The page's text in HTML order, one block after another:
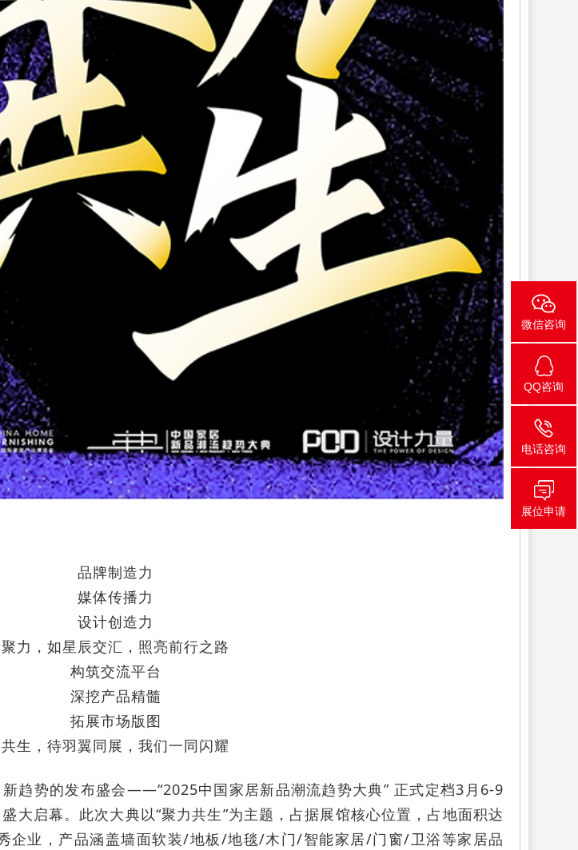
品牌制造力
媒体传播力
设计创造力
聚力，如星辰交汇，照亮前行之路
构筑交流平台
深挖产品精髓
拓展市场版图
共生，待羽翼同展，我们一同闪耀
趋势的发布盛会——“2025中国家居新品潮流趋势大典” 正式定档3月6-9
大启幕。此次大典以“聚力共生”为主题，占据展馆核心位置，占地面积达
企业，产品涵盖墙面软装/地板/地毯/木门/智能家居/门窗/卫浴等家居品
微信咨询
QQ咨询
电话咨询
展位申请